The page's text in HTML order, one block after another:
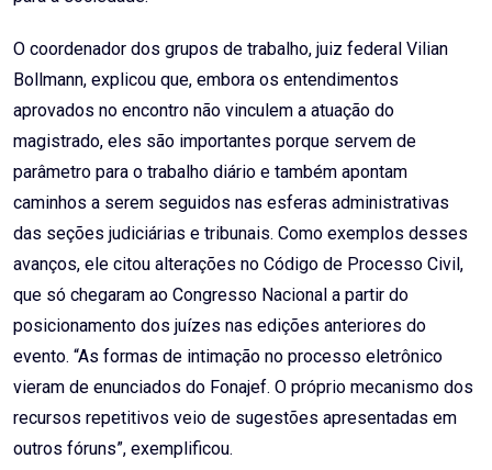
O coordenador dos grupos de trabalho, juiz federal Vilian
Bollmann, explicou que, embora os entendimentos
aprovados no encontro não vinculem a atuação do
magistrado, eles são importantes porque servem de
parâmetro para o trabalho diário e também apontam
caminhos a serem seguidos nas esferas administrativas
das seções judiciárias e tribunais. Como exemplos desses
avanços, ele citou alterações no Código de Processo Civil,
que só chegaram ao Congresso Nacional a partir do
posicionamento dos juízes nas edições anteriores do
evento. “As formas de intimação no processo eletrônico
vieram de enunciados do Fonajef. O próprio mecanismo dos
recursos repetitivos veio de sugestões apresentadas em
outros fóruns”, exemplificou.